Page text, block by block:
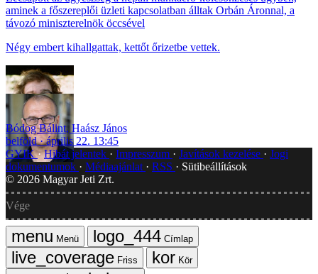
aminek a főszereplői üzleti kapcsolatban álltak Orbán Áronnal, a
távozó miniszterelnök öccsével
Négy embert kihallgattak, kettőt őrizetbe vettek.
Bódog Bálint, Haász János
belföld
április 22. 13:45
GYIK Hibát jelentek Impresszum Javítások kezelése
Jogi
dokumentumok
Médiaajánlat RSS
Sütibeállítások
© 2026 Magyar Jeti Zrt.
Vége
Menü
Címlap
Friss
Kör